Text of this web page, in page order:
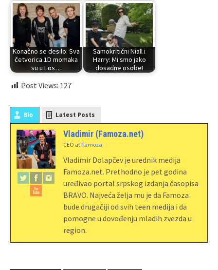
Konačno se desilo: Sva
četvorica 1D momaka
su u Los…
Samokritični Niall i
Harry: Mi smo jako
dosadne osobe!
Post Views: 127
Bio Latest Posts
Vladimir (Famoza.net)
CEO at Famoza
Vladimir Dolapčev je urednik medija
Famoza.net. Prethodno je pet godina
uređivao portal srpskog izdanja časopisa
BRAVO. Najveća želja mu je da Famoza
bude drugačiji od svih teen medija i da
pomogne u dovođenju mladih zvezda u
region.